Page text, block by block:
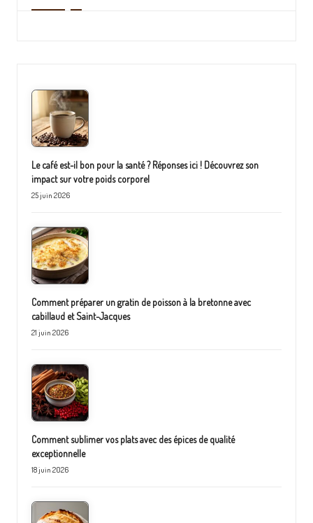
Le café est-il bon pour la santé ? Réponses ici ! Découvrez son
impact sur votre poids corporel
25 juin 2026
Comment préparer un gratin de poisson à la bretonne avec
cabillaud et Saint-Jacques
21 juin 2026
Comment sublimer vos plats avec des épices de qualité
exceptionnelle
18 juin 2026